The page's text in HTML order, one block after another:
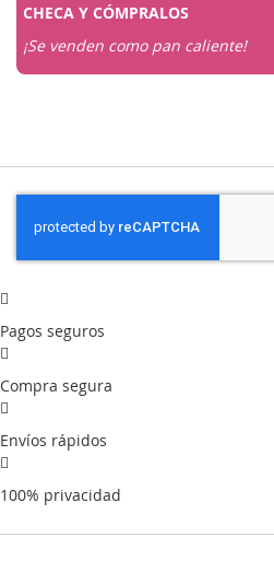
CHECA Y CÓMPRALOS
¡Se venden como pan caliente!
Pagos seguros
Compra segura
Envíos rápidos
100% privacidad